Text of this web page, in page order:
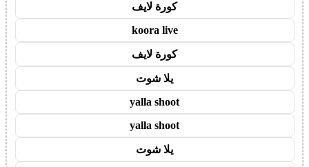
كورة لايف
koora live
كورة لايف
يلا شوت
yalla shoot
yalla shoot
يلا شوت